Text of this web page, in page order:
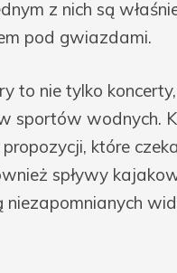
z nich są
pod gwiazdami.
to nie tylko
sportów wodnych.
propozycji, które
spływy
niezapomnianych